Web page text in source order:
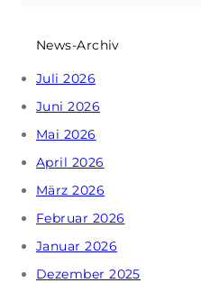
News-Archiv
Juli 2026
Juni 2026
Mai 2026
April 2026
März 2026
Februar 2026
Januar 2026
Dezember 2025